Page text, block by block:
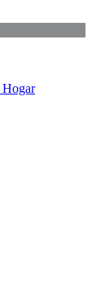
Hogar